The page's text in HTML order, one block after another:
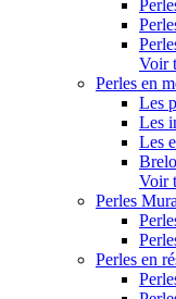
Voir
Perles en
Les
Les
Les
Voir
Perles
Perles en